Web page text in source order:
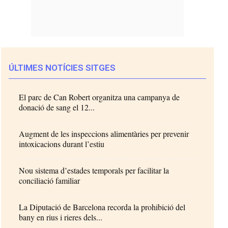
ÚLTIMES NOTÍCIES SITGES
El parc de Can Robert organitza una campanya de
donació de sang el 12...
Augment de les inspeccions alimentàries per prevenir
intoxicacions durant l’estiu
Nou sistema d’estades temporals per facilitar la
conciliació familiar
La Diputació de Barcelona recorda la prohibició del
bany en rius i rieres dels...